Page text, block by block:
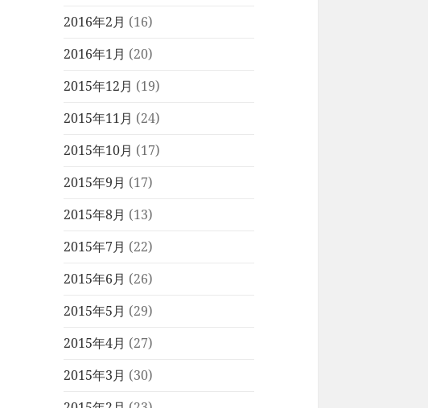
2016年2月 (16)
2016年1月 (20)
2015年12月 (19)
2015年11月 (24)
2015年10月 (17)
2015年9月 (17)
2015年8月 (13)
2015年7月 (22)
2015年6月 (26)
2015年5月 (29)
2015年4月 (27)
2015年3月 (30)